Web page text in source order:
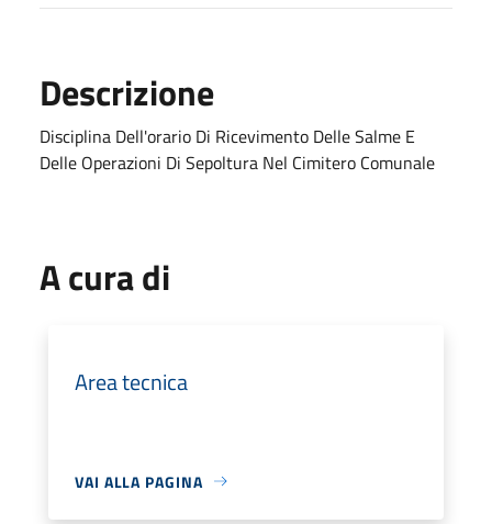
Descrizione
Disciplina Dell'orario Di Ricevimento Delle Salme E
Delle Operazioni Di Sepoltura Nel Cimitero Comunale
A cura di
Area tecnica
VAI ALLA PAGINA